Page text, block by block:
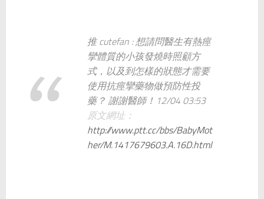
推 cutefan : 想請問醫生有熱痙
攣體質的小孩發燒時照顧方
式，以及到怎樣的狀態才需要
使用抗痙攣藥物做預防性投
藥？ 謝謝醫師！12/04 03:53
原文網址：
http://www.ptt.cc/bbs/BabyMot
her/M.1417679603.A.16D.html